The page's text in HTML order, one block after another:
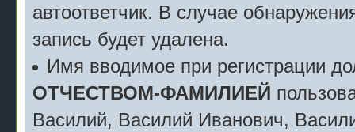
автоответчик. В случае
запись будет удалена.
Имя вводимое при регистрации
ОТЧЕСТВОМ-ФАМИЛИЕЙ
Василий, Василий Иванович,